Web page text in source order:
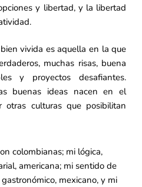
y libertad, y la libertad
vivida es aquella en la que
muchas risas, buena
y proyectos desafiantes.
buenas ideas nacen en el
culturas que posibilitan
colombianas; mi lógica,
americana; mi sentido de
mexicano, y mi